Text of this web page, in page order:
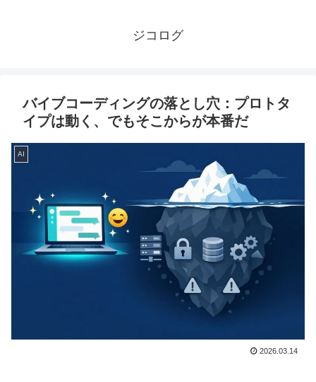
ジコログ
バイブコーディングの落とし穴：プロトタ
イプは動く、でもそこからが本番だ
AI
2026.03.14